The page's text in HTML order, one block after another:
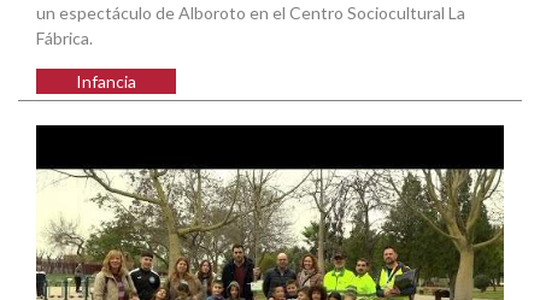
un espectáculo de Alboroto en el Centro Sociocultural La
Fábrica.
Infancia